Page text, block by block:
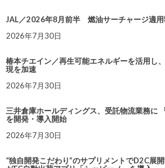
JAL／2026年8月前半 燃油サーチャージ適用
2026年7月30日
椿本チエイン／再生可能エネルギーを活用し
現を加速
2026年7月30日
三井倉庫ホールディングス、受託物流業務に
を開発・導入開始
2026年7月30日
“独自開発こだわり”のサプリメントでD2C展